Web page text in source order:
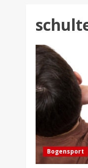
Bogensport